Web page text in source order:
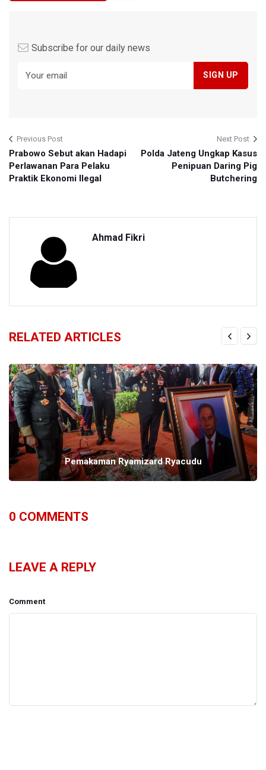
Subscribe for our daily news
Previous Post
Prabowo Sebut akan Hadapi
Perlawanan Para Pelaku
Praktik Ekonomi Ilegal
Next Post
Polda Jateng Ungkap Kasus
Penipuan Daring Pig
Butchering
Ahmad Fikri
RELATED ARTICLES
Pemakaman Ryamizard Ryacudu
0 COMMENTS
LEAVE A REPLY
Comment